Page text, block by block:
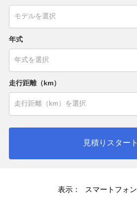
年式
走行距離（km）
見積りスタート
表示： スマートフォン